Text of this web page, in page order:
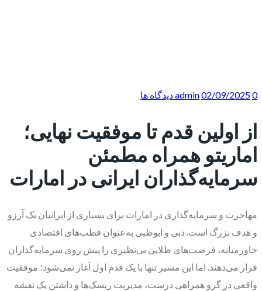
admin02/09/20250 دیدگاه ها
از اولین قدم تا موفقیت نهایی؛
اماریتو همراه مطمئن
سرمایه‌گذاران ایرانی در امارات
مهاجرت و سرمایه‌گذاری در امارات برای بسیاری از ایرانیان یک آرزو
و هدف بزرگ است. دبی و ابوظبی به‌عنوان قطب‌های اقتصادی
خاورمیانه، فرصت‌های طلایی بی‌نظیری را پیش روی سرمایه‌گذاران
قرار می‌دهند. اما این مسیر تنها با یک قدم اول آغاز نمی‌شود؛ موفقیت
واقعی در گرو همراهی درست، مدیریت ریسک‌ها و داشتن یک نقشه